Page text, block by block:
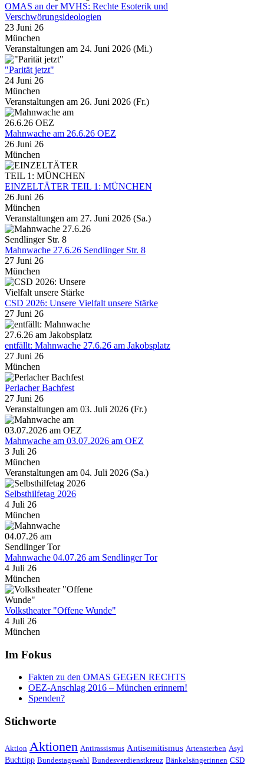
OMAS an der MVHS: Rechte Esoterik und
Verschwörungsideologien
23 Juni 26
München
Veranstaltungen am 24. Juni 2026 (Mi.)
"Parität jetzt"
24 Juni 26
München
Veranstaltungen am 26. Juni 2026 (Fr.)
Mahnwache am 26.6.26 OEZ
26 Juni 26
München
EINZELTÄTER TEIL 1: MÜNCHEN
26 Juni 26
München
Veranstaltungen am 27. Juni 2026 (Sa.)
Mahnwache 27.6.26 Sendlinger Str. 8
27 Juni 26
München
CSD 2026: Unsere Vielfalt unsere Stärke
27 Juni 26
entfällt: Mahnwache 27.6.26 am Jakobsplatz
27 Juni 26
München
Perlacher Bachfest
27 Juni 26
Veranstaltungen am 03. Juli 2026 (Fr.)
Mahnwache am 03.07.2026 am OEZ
3 Juli 26
München
Veranstaltungen am 04. Juli 2026 (Sa.)
Selbsthilfetag 2026
4 Juli 26
München
Mahnwache 04.07.26 am Sendlinger Tor
4 Juli 26
München
Volkstheater "Offene Wunde"
4 Juli 26
München
Im Fokus
Fakten zu den OMAS GEGEN RECHTS
OEZ-Anschlag 2016 – München erinnern!
Spenden?
Stichworte
Aktion Aktionen Antirassismus Antisemitismus Artensterben Asyl
Buchtipp Bundestagswahl Bundesverdienstkreuz Bänkelsängerinnen CSD